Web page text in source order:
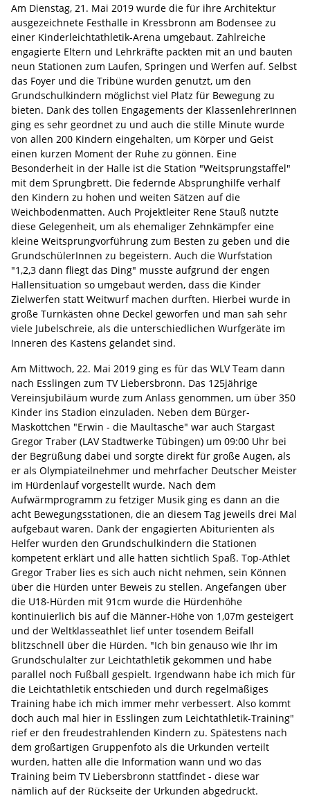
Am Dienstag, 21. Mai 2019 wurde die für ihre Architektur
ausgezeichnete Festhalle in Kressbronn am Bodensee zu
einer Kinderleichtathletik-Arena umgebaut. Zahlreiche
engagierte Eltern und Lehrkräfte packten mit an und bauten
neun Stationen zum Laufen, Springen und Werfen auf. Selbst
das Foyer und die Tribüne wurden genutzt, um den
Grundschulkindern möglichst viel Platz für Bewegung zu
bieten. Dank des tollen Engagements der KlassenlehrerInnen
ging es sehr geordnet zu und auch die stille Minute wurde
von allen 200 Kindern eingehalten, um Körper und Geist
einen kurzen Moment der Ruhe zu gönnen. Eine
Besonderheit in der Halle ist die Station "Weitsprungstaffel"
mit dem Sprungbrett. Die federnde Absprunghilfe verhalf
den Kindern zu hohen und weiten Sätzen auf die
Weichbodenmatten. Auch Projektleiter Rene Stauß nutzte
diese Gelegenheit, um als ehemaliger Zehnkämpfer eine
kleine Weitsprungvorführung zum Besten zu geben und die
GrundschülerInnen zu begeistern. Auch die Wurfstation
"1,2,3 dann fliegt das Ding" musste aufgrund der engen
Hallensituation so umgebaut werden, dass die Kinder
Zielwerfen statt Weitwurf machen durften. Hierbei wurde in
große Turnkästen ohne Deckel geworfen und man sah sehr
viele Jubelschreie, als die unterschiedlichen Wurfgeräte im
Inneren des Kastens gelandet sind.
Am Mittwoch, 22. Mai 2019 ging es für das WLV Team dann
nach Esslingen zum TV Liebersbronn. Das 125jährige
Vereinsjubiläum wurde zum Anlass genommen, um über 350
Kinder ins Stadion einzuladen. Neben dem Bürger-
Maskottchen "Erwin - die Maultasche" war auch Stargast
Gregor Traber (LAV Stadtwerke Tübingen) um 09:00 Uhr bei
der Begrüßung dabei und sorgte direkt für große Augen, als
er als Olympiateilnehmer und mehrfacher Deutscher Meister
im Hürdenlauf vorgestellt wurde. Nach dem
Aufwärmprogramm zu fetziger Musik ging es dann an die
acht Bewegungsstationen, die an diesem Tag jeweils drei Mal
aufgebaut waren. Dank der engagierten Abiturienten als
Helfer wurden den Grundschulkindern die Stationen
kompetent erklärt und alle hatten sichtlich Spaß. Top-Athlet
Gregor Traber lies es sich auch nicht nehmen, sein Können
über die Hürden unter Beweis zu stellen. Angefangen über
die U18-Hürden mit 91cm wurde die Hürdenhöhe
kontinuierlich bis auf die Männer-Höhe von 1,07m gesteigert
und der Weltklasseathlet lief unter tosendem Beifall
blitzschnell über die Hürden. "Ich bin genauso wie Ihr im
Grundschulalter zur Leichtathletik gekommen und habe
parallel noch Fußball gespielt. Irgendwann habe ich mich für
die Leichtathletik entschieden und durch regelmäßiges
Training habe ich mich immer mehr verbessert. Also kommt
doch auch mal hier in Esslingen zum Leichtathletik-Training"
rief er den freudestrahlenden Kindern zu. Spätestens nach
dem großartigen Gruppenfoto als die Urkunden verteilt
wurden, hatten alle die Information wann und wo das
Training beim TV Liebersbronn stattfindet - diese war
nämlich auf der Rückseite der Urkunden abgedruckt.